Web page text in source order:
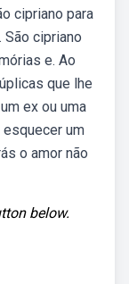
cipriano para
cipriano
e. Ao
que lhe
ex ou uma
um
o amor não
below.